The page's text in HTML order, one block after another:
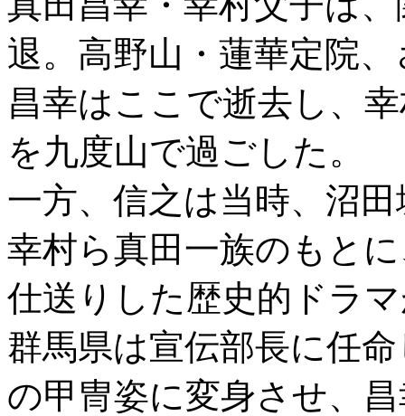
退。高野山・蓮華定院
昌幸はここで逝去し、
を九度山で過ごした。
一方、信之は当時、沼
幸村ら真田一族のもと
仕送りした歴史的ドラ
群馬県は宣伝部長に任
の甲冑姿に変身させ、